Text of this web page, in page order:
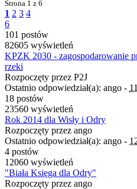
Strona 1 z 6
1 2 3 4
6
101 postów
82605 wyświetleń
KPZK 2030 - zagospodarowanie
rzeki
Rozpoczęty przez P2J
Ostatnio odpowiedział(a): ango -
18 postów
23560 wyświetleń
Rok 2014 dla Wisły i Odry
Rozpoczęty przez ango
Ostatnio odpowiedział(a): ango -
4 postów
12060 wyświetleń
"Biała Księga dla Odry"
Rozpoczęty przez ango